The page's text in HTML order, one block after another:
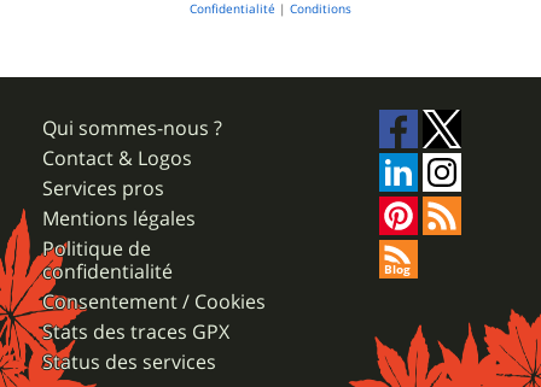
Confidentialité | Conditions
Qui sommes-nous ?
Contact & Logos
Services pros
Mentions légales
Politique de
confidentialité
Consentement / Cookies
Stats des traces GPX
Status des services